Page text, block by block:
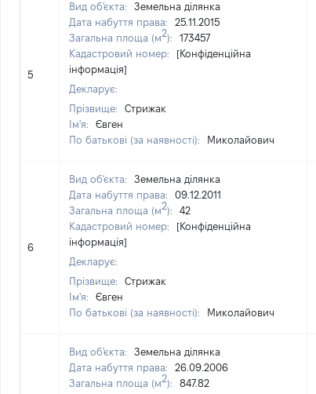
5
Вид об'єкта:
Земельна ділянка
Дата набуття права:
25.11.2015
Загальна площа (м2):
173457
Кадастровий номер:
[Конфіденційна
інформація]
Декларує:
Прізвище:
Стрижак
Ім'я:
Євген
По батькові (за наявності):
Миколайович
6
Вид об'єкта:
Земельна ділянка
Дата набуття права:
09.12.2011
Загальна площа (м2):
42
Кадастровий номер:
[Конфіденційна
інформація]
Декларує:
Прізвище:
Стрижак
Ім'я:
Євген
По батькові (за наявності):
Миколайович
Вид об'єкта:
Земельна ділянка
Дата набуття права:
26.09.2006
Загальна площа (м2):
847.82